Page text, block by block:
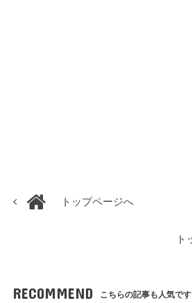
トップページへ
ト
RECOMMEND こちらの記事も人気です